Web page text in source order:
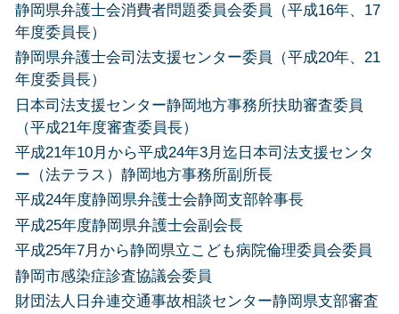
静岡県弁護士会消費者問題委員会委員（平成16年、17
年度委員長）
静岡県弁護士会司法支援センター委員（平成20年、21
年度委員長）
日本司法支援センター静岡地方事務所扶助審査委員
（平成21年度審査委員長）
平成21年10月から平成24年3月迄日本司法支援センタ
ー（法テラス）静岡地方事務所副所長
平成24年度静岡県弁護士会静岡支部幹事長
平成25年度静岡県弁護士会副会長
平成25年7月から静岡県立こども病院倫理委員会委員
静岡市感染症診査協議会委員
財団法人日弁連交通事故相談センター静岡県支部審査